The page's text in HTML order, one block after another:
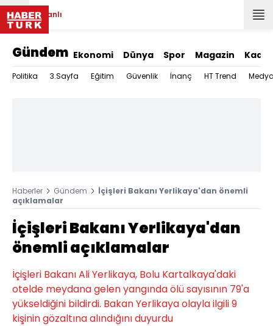
Canlı
Gündem Ekonomi Dünya Spor Magazin Kadın
Politika 3.Sayfa Eğitim Güvenlik İnanç HT Trend
Haberler Gündem
İçişleri Bakanı Yerlikaya'dan önemli
açıklamalar
İçişleri Bakanı Yerlikaya'dan
önemli açıklamalar
İçişleri Bakanı Ali Yerlikaya, Bolu Kartalkaya'daki
otelde meydana gelen yangında ölü sayısının 79'a
yükseldiğini bildirdi. Bakan Yerlikaya olayla ilgili 9
kişinin gözaltına alındığını duyurdu